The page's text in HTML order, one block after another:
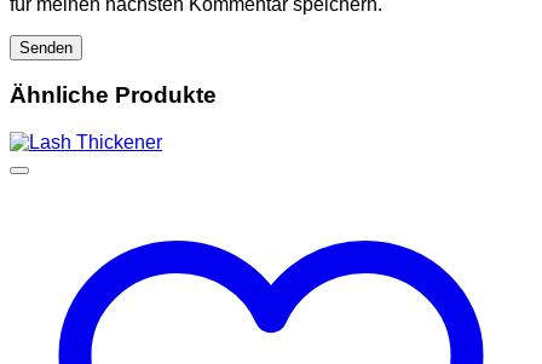
Ähnliche Produkte